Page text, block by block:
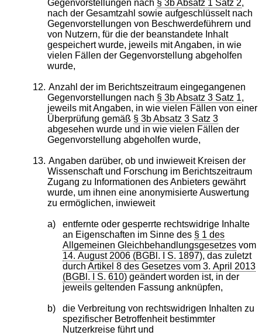
Gegenvorstellungen nach § 3b Absatz 1 Satz 2,
nach der Gesamtzahl sowie aufgeschlüsselt nach
Gegenvorstellungen von Beschwerdeführern und
von Nutzern, für die der beanstandete Inhalt
gespeichert wurde, jeweils mit Angaben, in wie
vielen Fällen der Gegenvorstellung abgeholfen
wurde,
12. Anzahl der im Berichtszeitraum eingegangenen
Gegenvorstellungen nach § 3b Absatz 3 Satz 1,
jeweils mit Angaben, in wie vielen Fällen von einer
Überprüfung gemäß § 3b Absatz 3 Satz 3
abgesehen wurde und in wie vielen Fällen der
Gegenvorstellung abgeholfen wurde,
13. Angaben darüber, ob und inwieweit Kreisen der
Wissenschaft und Forschung im Berichtszeitraum
Zugang zu Informationen des Anbieters gewährt
wurde, um ihnen eine anonymisierte Auswertung
zu ermöglichen, inwieweit
a)
entfernte oder gesperrte rechtswidrige Inhalte
an Eigenschaften im Sinne des § 1 des
Allgemeinen Gleichbehandlungsgesetzesvom
14. August 2006 (BGBl. I S. 1897), das zuletzt
durch Artikel 8 des Gesetzes vom 3. April 2013
(BGBl. I S. 610) geändert worden ist, in der
jeweils geltenden Fassung anknüpfen,
b)
die Verbreitung von rechtswidrigen Inhalten zu
spezifischer Betroffenheit bestimmter
Nutzerkreise führt und